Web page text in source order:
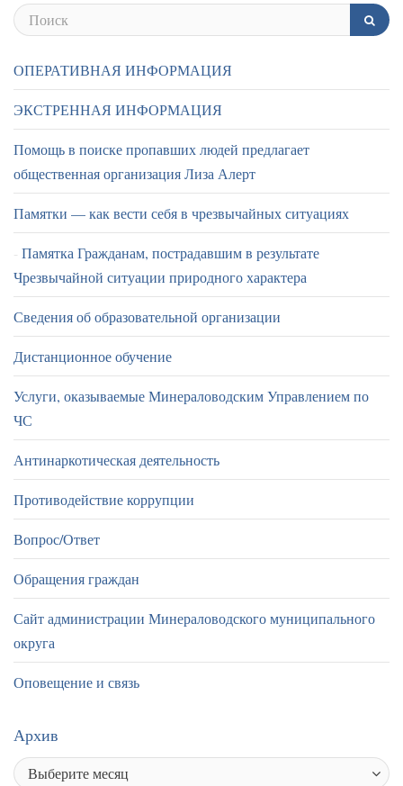
ОПЕРАТИВНАЯ ИНФОРМАЦИЯ
ЭКСТРЕННАЯ ИНФОРМАЦИЯ
Помощь в поиске пропавших людей предлагает
общественная организация Лиза Алерт
Памятки — как вести себя в чрезвычайных ситуациях
Памятка Гражданам, пострадавшим в результате
Чрезвычайной ситуации природного характера
Сведения об образовательной организации
Дистанционное обучение
Услуги, оказываемые Минераловодским Управлением по
ЧС
Антинаркотическая деятельность
Противодействие коррупции
Вопрос/Ответ
Обращения граждан
Сайт администрации Минераловодского муниципального
округа
Оповещение и связь
Архив